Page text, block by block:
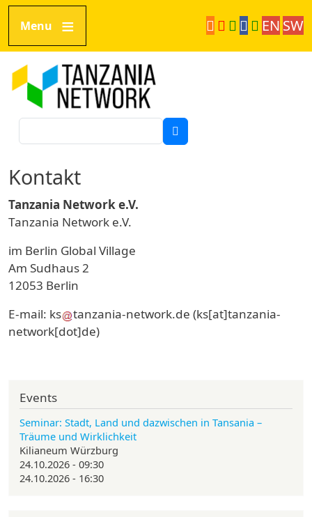
Direkt zum Inhalt
Menu
EN SW
Kontakt
Tanzania Network e.V.
Tanzania Network e.V.
im Berlin Global Village
Am Sudhaus 2
12053 Berlin
E-mail: ks tanzania-network.de (ks[at]tanzania-
network[dot]de)
Events
Seminar: Stadt, Land und dazwischen in Tansania –
Träume und Wirklichkeit
Kilianeum Würzburg
24.10.2026 - 09:30
24.10.2026 - 16:30